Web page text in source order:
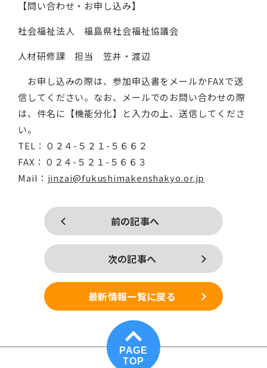
【問い合わせ・お申し込み】
社会福祉法人 福島県社会福祉協議会
人材研修課 担当 笠井・渡辺
お申し込みの際は、参加申込書をメールかFAXで送
信してください。なお、メールでのお問い合わせの際
は、件名に【機能分化】と入力の上、送信してくださ
い。
TEL：０２４-５２１-５６６２
FAX：０２４-５２１-５６６３
Mail： jinzai@fukushimakenshakyo.or.jp
前の記事へ
次の記事へ
最新情報一覧に戻る
PAGE
TOP